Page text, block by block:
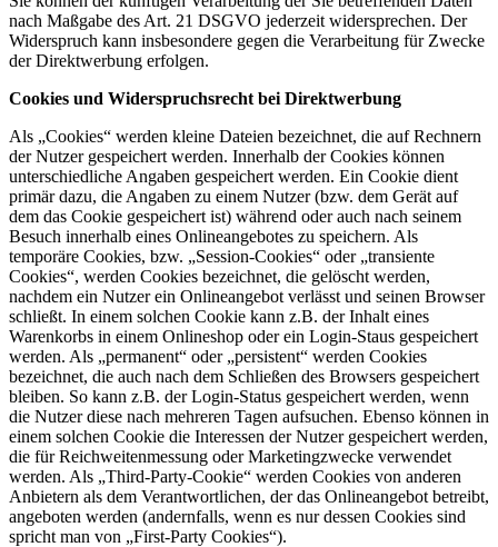
nach Maßgabe des Art. 21 DSGVO jederzeit widersprechen. Der
Widerspruch kann insbesondere gegen die Verarbeitung für Zwecke
der Direktwerbung erfolgen.
Cookies und Widerspruchsrecht bei Direktwerbung
Als „Cookies“ werden kleine Dateien bezeichnet, die auf Rechnern
der Nutzer gespeichert werden. Innerhalb der Cookies können
unterschiedliche Angaben gespeichert werden. Ein Cookie dient
primär dazu, die Angaben zu einem Nutzer (bzw. dem Gerät auf
dem das Cookie gespeichert ist) während oder auch nach seinem
Besuch innerhalb eines Onlineangebotes zu speichern. Als
temporäre Cookies, bzw. „Session-Cookies“ oder „transiente
Cookies“, werden Cookies bezeichnet, die gelöscht werden,
nachdem ein Nutzer ein Onlineangebot verlässt und seinen Browser
schließt. In einem solchen Cookie kann z.B. der Inhalt eines
Warenkorbs in einem Onlineshop oder ein Login-Staus gespeichert
werden. Als „permanent“ oder „persistent“ werden Cookies
bezeichnet, die auch nach dem Schließen des Browsers gespeichert
bleiben. So kann z.B. der Login-Status gespeichert werden, wenn
die Nutzer diese nach mehreren Tagen aufsuchen. Ebenso können in
einem solchen Cookie die Interessen der Nutzer gespeichert werden,
die für Reichweitenmessung oder Marketingzwecke verwendet
werden. Als „Third-Party-Cookie“ werden Cookies von anderen
Anbietern als dem Verantwortlichen, der das Onlineangebot betreibt,
angeboten werden (andernfalls, wenn es nur dessen Cookies sind
spricht man von „First-Party Cookies“).